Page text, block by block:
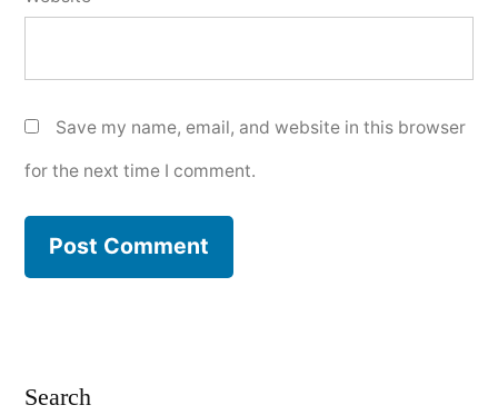
Save my name, email, and website in this browser
for the next time I comment.
Search